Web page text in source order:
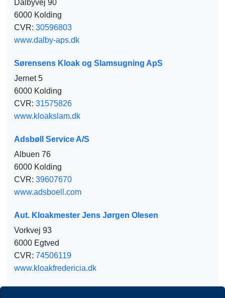
Dalbyvej 90
6000 Kolding
CVR: 30596803
www.dalby-aps.dk
Sørensens Kloak og Slamsugning ApS
Jernet 5
6000 Kolding
CVR: 31575826
www.kloakslam.dk
Adsbøll Service A/S
Albuen 76
6000 Kolding
CVR: 39607670
www.adsboell.com
Aut. Kloakmester Jens Jørgen Olesen
Vorkvej 93
6000 Egtved
CVR: 74506119
www.kloakfredericia.dk